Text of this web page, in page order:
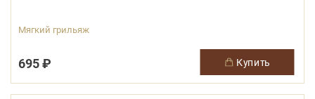
Мягкий грильяж
695 ₽ купить